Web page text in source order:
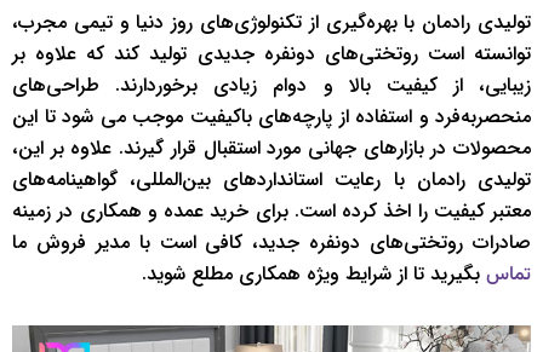
تولیدی رادمان با بهره‌گیری از تکنولوژی‌های روز دنیا و تیمی مجرب،
توانسته است روتختی‌های دونفره جدیدی تولید کند که علاوه بر
زیبایی، از کیفیت بالا و دوام زیادی برخوردارند. طراحی‌های
منحصربه‌فرد و استفاده از پارچه‌های باکیفیت موجب می شود تا این
محصولات در بازارهای جهانی مورد استقبال قرار گیرند. علاوه بر این،
تولیدی رادمان با رعایت استانداردهای بین‌المللی، گواهینامه‌های
معتبر کیفیت را اخذ کرده است. برای خرید عمده و همکاری در زمینه
صادرات روتختی‌های دونفره جدید، کافی است با مدیر فروش ما
تماس بگیرید تا از شرایط ویژه همکاری مطلع شوید.